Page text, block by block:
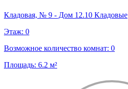
Кладовая, № 9 - Дом 12.10 Кладовые
Этаж: 0
Возможное количество комнат: 0
Площадь: 6.2 м²